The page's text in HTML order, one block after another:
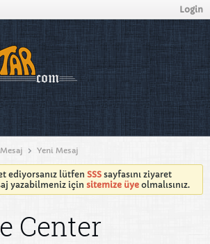
Login
Mesaj Yeni Mesaj
ediyorsanız lütfen SSS sayfasını ziyaret
yazabilmeniz için sitemize üye olmalısınız.
Center